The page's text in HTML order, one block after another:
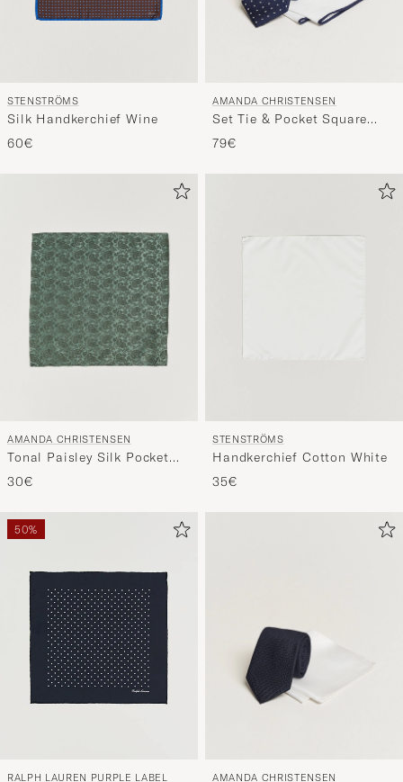
STENSTRÖMS
Silk Handkerchief Wine
60€
AMANDA CHRISTENSEN
Set Tie & Pocket Square
Navy/White
79€
AMANDA CHRISTENSEN
Tonal Paisley Silk Pocket
Square Olive
30€
STENSTRÖMS
Handkerchief Cotton White
35€
50%
RALPH LAUREN PURPLE LABEL AMANDA CHRISTENSEN